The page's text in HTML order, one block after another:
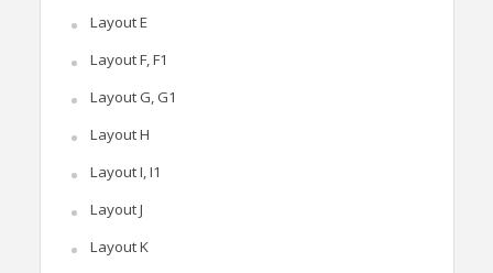
Layout E
Layout F, F1
Layout G, G1
Layout H
Layout I, I1
Layout J
Layout K